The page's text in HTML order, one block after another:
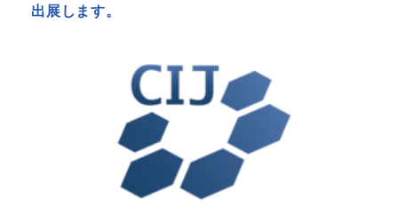
出展します。